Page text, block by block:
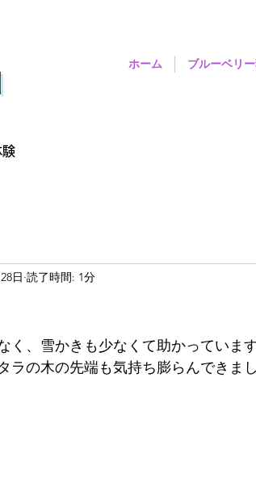
ホーム ブルーベリー
日 読了時間: 1分
く、雪かきも少なくて助かっていま
ラの木の先端も気持ち膨らんできまし